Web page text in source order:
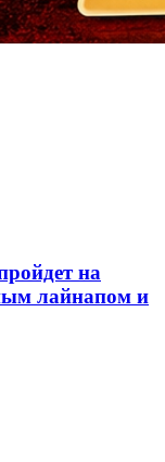
на
лайнапом и